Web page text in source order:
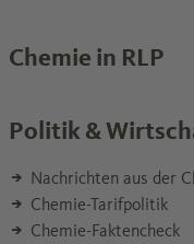
Chemie in RLP
Politik &
Nachrichten aus der
Chemie-Tarifpolitik
Chemie-Faktencheck